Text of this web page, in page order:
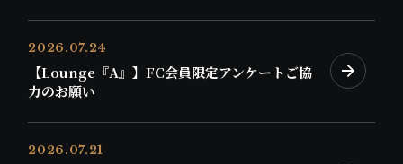
2026.07.24
【Lounge『A』】FC会員限定アンケートご協
力のお願い
2026.07.21